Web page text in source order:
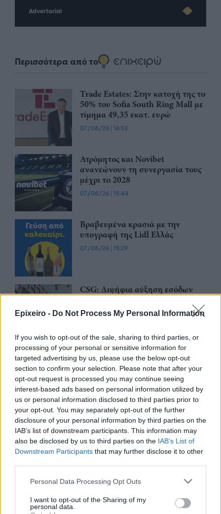
Epixeiro - Do Not Process My Personal Information
If you wish to opt-out of the sale, sharing to third parties, or
processing of your personal or sensitive information for
targeted advertising by us, please use the below opt-out
section to confirm your selection. Please note that after your
opt-out request is processed you may continue seeing
interest-based ads based on personal information utilized by
us or personal information disclosed to third parties prior to
your opt-out. You may separately opt-out of the further
disclosure of your personal information by third parties on the
IAB’s list of downstream participants. This information may
also be disclosed by us to third parties on the IAB’s List of
Downstream Participants that may further disclose it to other
Personal Data Processing Opt Outs
I want to opt-out of the Sharing of my
personal data.
Advertorial
Περισσότερα από το
Trade Estates: Στην κατοχή της το
50% του Sofia South Ring Mall με
τίμημα 49,35 εκατ. ευρώ
07/08/26 | 16:53
Ατρόμητος και Novibet
ανανεώνουν τη συνεργασία τους
μέχρι το 2028
07/08/26 | 15:48
Βραβευμένα κρασιά με την
υπογραφή της Lidl Ελλάς
07/08/26 | 15:29
CSG: Διψήφια αύξηση εσόδων
συμβάσεων το πρώτο εξάμηνο
07/08/26 12:09
Apollo Global Management:
Εξαγοράζει την EasyJet έναντι 7,7
δισ. δολαρίων - Η δήλωση του Sir
Στέλιου Χατζηιωάννου
06/08/26|18:31
Σαμοθράκη: Σε λειτουργία η
πλατφόρμα myBusinessSupport
για το ειδικό πρόγραμμα στήριξης
επιχειρήσεων
06/08/26|18:07
Ο Όμιλος Qualco επεκτείνει τη
δραστηριότητά του στην ΑΙ με
την απόκτηση πλειοψηφικού